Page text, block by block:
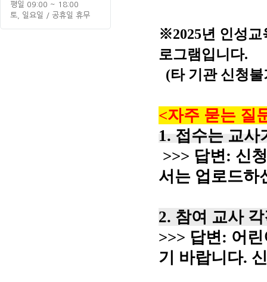
평일 09:00 ~ 18:00
토, 일요일 / 공휴일 휴무
※2025년 인성교
로그램입니다.
(타 기관 신청불
<자주 묻는 질
1. 접수는 교사
>>> 답변: 신
서는 업로드하
2. 참여 교사
>>> 답변: 어
기 바랍니다.